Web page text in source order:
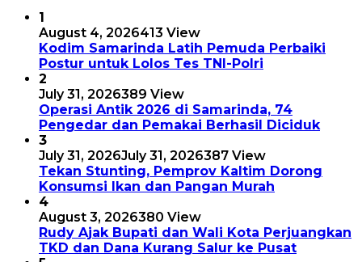
1
August 4, 2026413 View
Kodim Samarinda Latih Pemuda Perbaiki
Postur untuk Lolos Tes TNI-Polri
2
July 31, 2026389 View
Operasi Antik 2026 di Samarinda, 74
Pengedar dan Pemakai Berhasil Diciduk
3
July 31, 2026July 31, 2026387 View
Tekan Stunting, Pemprov Kaltim Dorong
Konsumsi Ikan dan Pangan Murah
4
August 3, 2026380 View
Rudy Ajak Bupati dan Wali Kota Perjuangkan
TKD dan Dana Kurang Salur ke Pusat